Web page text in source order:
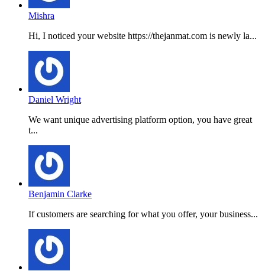
Mishra
Hi, I noticed your website https://thejanmat.com is newly la...
Daniel Wright
We want unique advertising platform option, you have great
t...
Benjamin Clarke
If customers are searching for what you offer, your business...